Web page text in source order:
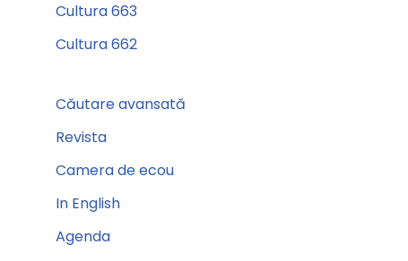
Cultura 663
Cultura 662
Căutare avansată
Revista
Camera de ecou
In English
Agenda